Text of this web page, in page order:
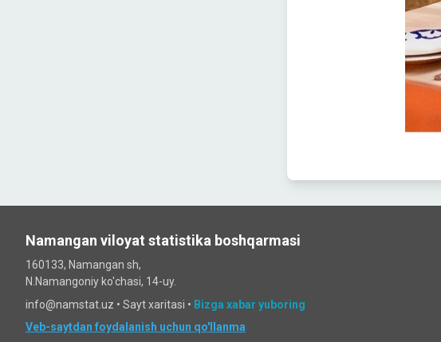
Namangan viloyat statistika boshqarmasi
160133, Namangan sh,
N.Namangoniy ko'chasi, 14-uy.
info@namstat.uz • Sayt xaritasi • Bizga xabar yuboring
Veb-saytdan foydalanish uchun qo'llanma